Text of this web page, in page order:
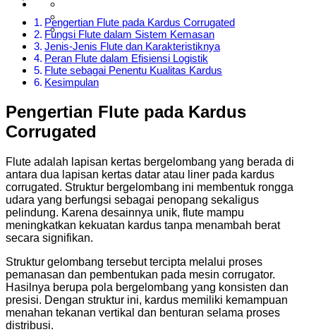
Pengertian Flute pada Kardus Corrugated
Fungsi Flute dalam Sistem Kemasan
Jenis-Jenis Flute dan Karakteristiknya
Peran Flute dalam Efisiensi Logistik
Flute sebagai Penentu Kualitas Kardus
Kesimpulan
Pengertian Flute pada Kardus
Corrugated
Flute adalah lapisan kertas bergelombang yang berada di
antara dua lapisan kertas datar atau liner pada kardus
corrugated. Struktur bergelombang ini membentuk rongga
udara yang berfungsi sebagai penopang sekaligus
pelindung. Karena desainnya unik, flute mampu
meningkatkan kekuatan kardus tanpa menambah berat
secara signifikan.
Struktur gelombang tersebut tercipta melalui proses
pemanasan dan pembentukan pada mesin corrugator.
Hasilnya berupa pola bergelombang yang konsisten dan
presisi. Dengan struktur ini, kardus memiliki kemampuan
menahan tekanan vertikal dan benturan selama proses
distribusi.